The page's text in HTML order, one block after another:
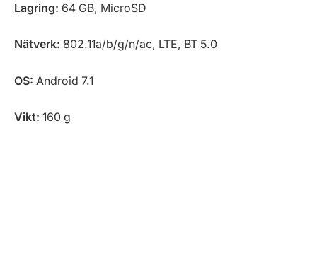
Lagring: 64 GB, MicroSD
Nätverk: 802.11a/b/g/n/ac, LTE, BT 5.0
OS: Android 7.1
Vikt: 160 g